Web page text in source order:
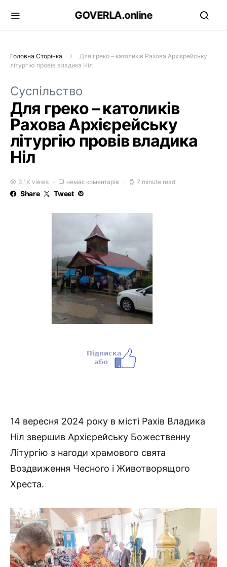
GOVERLA.online
Головна Сторінка
Для греко – католиків Рахова Архієрейську
літургію провів владика Ніл
Суспільство
Для греко – католиків
Рахова Архієрейську
літургію провів владика
Ніл
3,1K views немає коментарів 7 minute read
Share Tweet
14 вересня 2024 року в місті Рахів Владика
Ніл звершив Архієрейську Божественну
Літургію з нагоди храмового свята
Воздвиження Чесного і Животворящого
Хреста.